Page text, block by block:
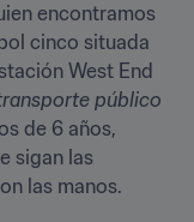
encontramos
cinco situada
West End
público
de 6 años,
sigan las
las manos.